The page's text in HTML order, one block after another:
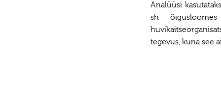
Analüüsi
sh
tegevus, kuna see